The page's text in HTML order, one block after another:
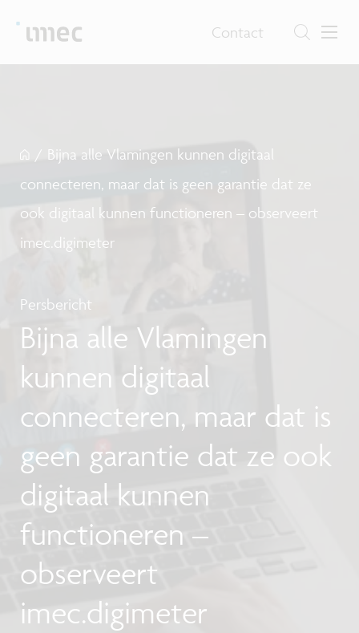
Contact
/ Bijna alle Vlamingen kunnen digitaal
connecteren, maar dat is geen garantie dat ze
ook digitaal kunnen functioneren – observeert
imec.digimeter
Persbericht
Bijna alle Vlamingen
kunnen digitaal
connecteren, maar dat is
geen garantie dat ze ook
digitaal kunnen
functioneren –
observeert
imec.digimeter